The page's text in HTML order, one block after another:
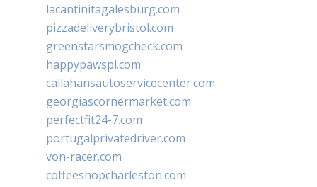
lacantinitagalesburg.com
pizzadeliverybristol.com
greenstarsmogcheck.com
happypawspl.com
callahansautoservicecenter.com
georgiascornermarket.com
perfectfit24-7.com
portugalprivatedriver.com
von-racer.com
coffeeshopcharleston.com